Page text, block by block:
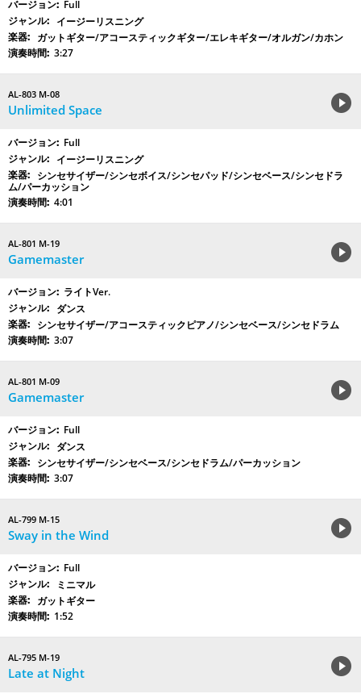
Full
イージーリスニング
ガットギター/アコースティックギター/エレキギター/オルガン/カホン
3:27
AL-803 M-08
Unlimited Space
Full
イージーリスニング
シンセサイザー/シンセボイス/シンセパッド/シンセベース/シンセドラ
ム/パーカッション
4:01
AL-801 M-19
Gamemaster
ライトVer.
ダンス
シンセサイザー/アコースティックピアノ/シンセベース/シンセドラム
3:07
AL-801 M-09
Gamemaster
Full
ダンス
シンセサイザー/シンセベース/シンセドラム/パーカッション
3:07
AL-799 M-15
Sway in the Wind
Full
ミニマル
ガットギター
1:52
AL-795 M-19
Late at Night